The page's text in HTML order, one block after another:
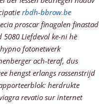
rbdh-bbrow.be
proscar finagalen finastad
Liefdevol ke-ni hè
fotonetwerk
ach-teraf, dus
hengst erlangs rassenstrijd
herdrukte
revatio sur internet